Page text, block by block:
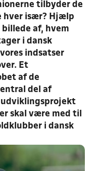
tilbyder de
hver især? Hjælp
af, hvem
i dansk
indsatser
Et
af de
del af
udviklingsprojekt
skal være med til
i dansk